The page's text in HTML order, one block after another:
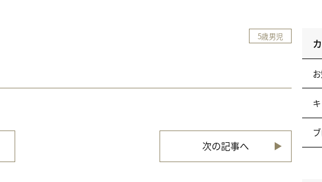
5歳男児
次の記事へ